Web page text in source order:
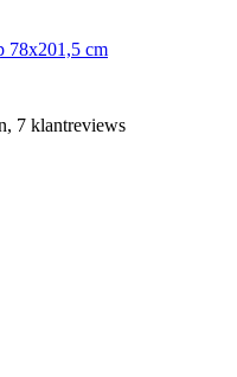
78x201,5 cm
7 klantreviews